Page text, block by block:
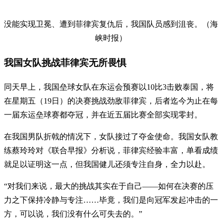
没能实现卫冕、遭到菲律宾复仇后，我国队员感到沮丧。（海
峡时报）
我国女队挑战菲律宾无所畏惧
同天早上，我国垒球女队在东运会预赛以10比3击败泰国，将
在星期五（19日）的决赛挑战劲敌菲律宾，后者迄今为止在每
一届东运垒球赛都夺冠，并在近五届比赛全部实现零封。
在我国男队折戟的情况下，女队接过了夺金使命。我国女队教
练蔡玲玲对《联合早报》分析说，菲律宾经验丰富，单看成绩
就足以证明这一点，但我国健儿还须专注自身，全力以赴。
“对我们来说，最大的挑战其实在于自己——如何在决赛的压
力之下保持冷静与专注……毕竟，我们是向冠军发起冲击的一
方，可以说，我们没有什么可失去的。”